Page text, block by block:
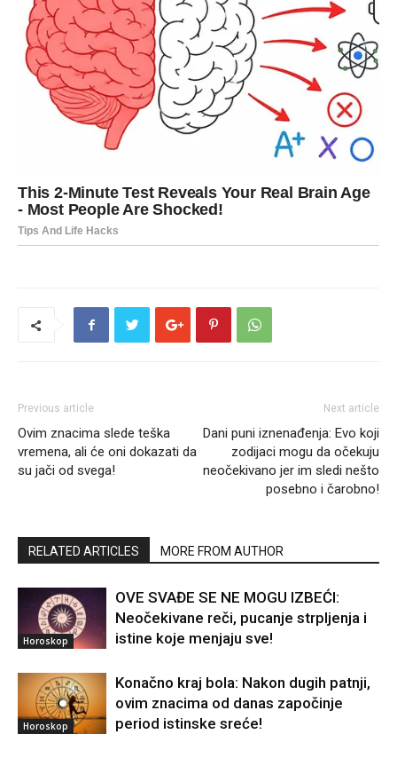
Previous article
Ovim znacima slede teška
vremena, ali će oni dokazati da
su jači od svega!
Next article
Dani puni iznenađenja: Evo koji
zodijaci mogu da očekuju
neočekivano jer im sledi nešto
posebno i čarobno!
RELATED ARTICLES MORE FROM AUTHOR
Horoskop
OVE SVAĐE SE NE MOGU IZBEĆI:
Neočekivane reči, pucanje strpljenja i
istine koje menjaju sve!
Horoskop
Konačno kraj bola: Nakon dugih patnji,
ovim znacima od danas započinje
period istinske sreće!